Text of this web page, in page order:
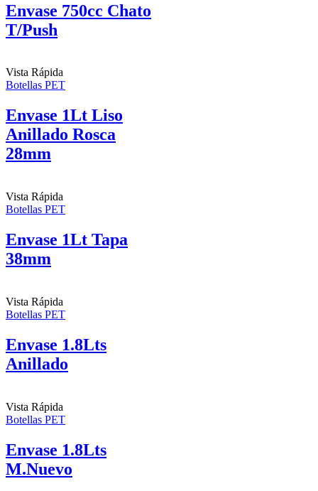
Envase 750cc Chato
T/Push
Vista Rápida
Botellas PET
Envase 1Lt Liso
Anillado Rosca
28mm
Vista Rápida
Botellas PET
Envase 1Lt Tapa
38mm
Vista Rápida
Botellas PET
Envase 1.8Lts
Anillado
Vista Rápida
Botellas PET
Envase 1.8Lts
M.Nuevo